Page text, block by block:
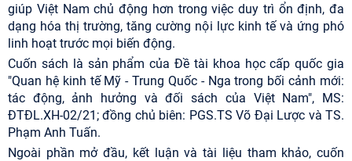
giúp Việt Nam chủ động hơn trong việc duy trì ổn định, đa
dạng hóa thị trường, tăng cường nội lực kinh tế và ứng phó
linh hoạt trước mọi biến động.
Cuốn sách là sản phẩm của Đề tài khoa học cấp quốc gia
"Quan hệ kinh tế Mỹ - Trung Quốc - Nga trong bối cảnh mới:
tác động, ảnh hưởng và đối sách của Việt Nam", MS:
ĐTĐL.XH-02/21; đồng chủ biên: PGS.TS Võ Đại Lược và TS.
Phạm Anh Tuấn.
Ngoài phần mở đầu, kết luận và tài liệu tham khảo, cuốn